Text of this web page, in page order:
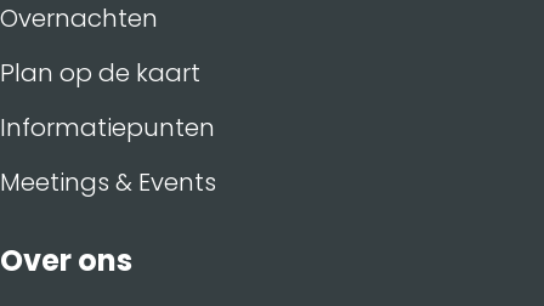
Overnachten
Plan op de kaart
Informatiepunten
Meetings & Events
Over ons